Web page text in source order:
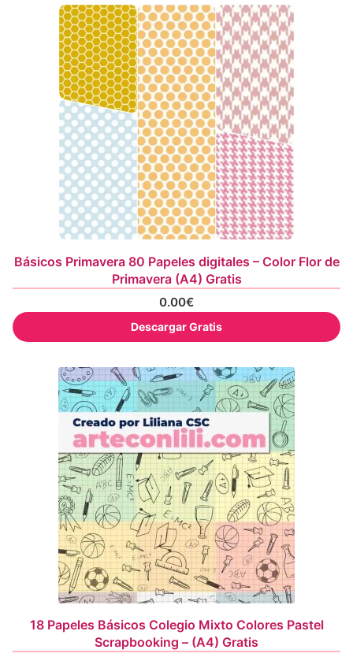
Básicos Primavera 80 Papeles digitales – Color Flor de
Primavera (A4) Gratis
0.00€
Descargar Gratis
18 Papeles Básicos Colegio Mixto Colores Pastel
Scrapbooking – (A4) Gratis